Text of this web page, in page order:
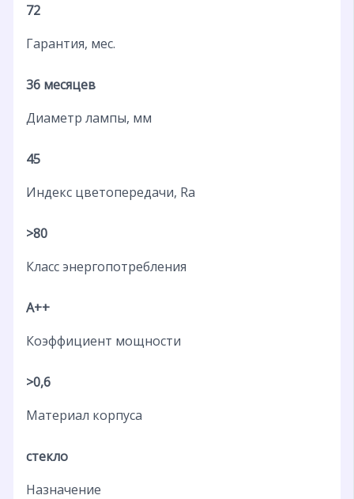
72
Гарантия, мес.
36 месяцев
Диаметр лампы, мм
45
Индекс цветопередачи, Ra
>80
Класс энергопотребления
A++
Коэффициент мощности
>0,6
Материал корпуса
стекло
Назначение